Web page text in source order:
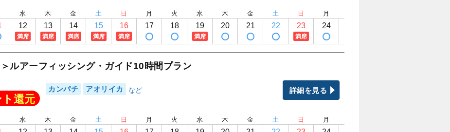
水
12
満席
木
13
満席
金
14
満席
土
15
満席
日
16
満席
月
17
火
18
水
19
満席
木
20
金
21
土
22
日
23
満席
月
24
ルアーフィッシング・ガイド10時間プラン
還元
カンパチ アオリイカ 詳細を見る
水 木 金 土 日 月 火 水 木 金 土 日 月